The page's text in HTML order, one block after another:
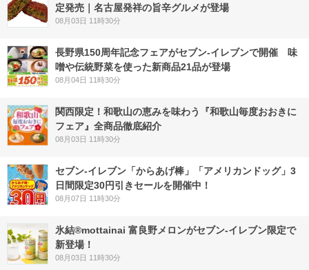
定発売｜名古屋発祥の旨辛グルメが登場
08月03日 11時30分
長野県150周年記念フェアがセブン-イレブンで開催 味
噌や伝統野菜を使った新商品21品が登場
08月04日 11時30分
関西限定！和歌山の恵みを味わう『和歌山毎度おおきに
フェア』全商品徹底紹介
08月03日 11時30分
セブン‐イレブン「からあげ棒」「アメリカンドッグ」3
日間限定30円引きセールを開催中！
08月07日 11時30分
氷結®mottainai 富良野メロンがセブン‐イレブン限定で
新登場！
08月03日 11時30分